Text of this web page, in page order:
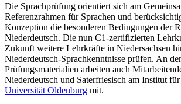
Die Sprachprüfung orientiert sich am
Referenzrahmen für Sprachen und
Konzeption die besonderen Bedingungen der
Niederdeutsch. Die nun C1-zertifizierten
Zukunft weitere Lehrkräfte in Niedersachsen
Niederdeutsch-Sprachkenntnisse prüfen. An
Prüfungsmaterialien arbeiten auch
Niederdeutsch und Saterfriesisch am Institut
Universität Oldenburg mit.